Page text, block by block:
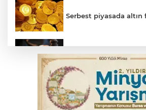
Serbest piyasada altın
Yargıtay’dan primle
Bursa’da bugün hava